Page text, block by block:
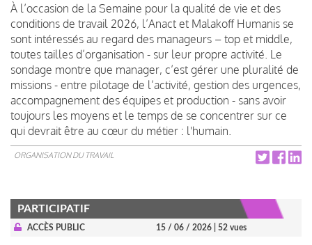
À l’occasion de la Semaine pour la qualité de vie et des
conditions de travail 2026, l’Anact et Malakoff Humanis se
sont intéressés au regard des manageurs – top et middle,
toutes tailles d’organisation - sur leur propre activité. Le
sondage montre que manager, c’est gérer une pluralité de
missions - entre pilotage de l’activité, gestion des urgences,
accompagnement des équipes et production - sans avoir
toujours les moyens et le temps de se concentrer sur ce
qui devrait être au cœur du métier : l'humain.
ORGANISATION DU TRAVAIL
PARTICIPATIF
ACCÈS PUBLIC 15 / 06 / 2026 | 52 vues